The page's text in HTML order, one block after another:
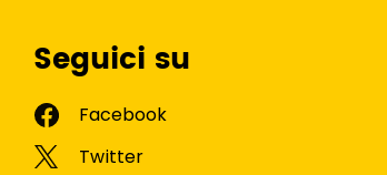
Seguici su